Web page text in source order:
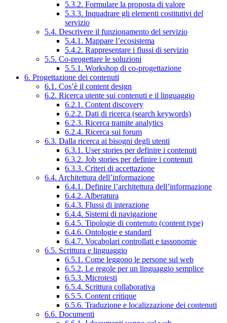
5.3.2. Formulare la proposta di valore
5.3.3. Inquadrare gli elementi costitutivi del
servizio
5.4. Descrivere il funzionamento del servizio
5.4.1. Mappare l’ecosistema
5.4.2. Rappresentare i flussi di servizio
5.5. Co-progettare le soluzioni
5.5.1. Workshop di co-progettazione
6. Progettazione dei contenuti
6.1. Cos’è il content design
6.2. Ricerca utente sui contenuti e il linguaggio
6.2.1. Content discovery
6.2.2. Dati di ricerca (search keywords)
6.2.3. Ricerca tramite analytics
6.2.4. Ricerca sui forum
6.3. Dalla ricerca ai bisogni degli utenti
6.3.1. User stories per definire i contenuti
6.3.2. Job stories per definire i contenuti
6.3.3. Criteri di accettazione
6.4. Architettura dell’informazione
6.4.1. Definire l’architettura dell’informazione
6.4.2. Alberatura
6.4.3. Flussi di interazione
6.4.4. Sistemi di navigazione
6.4.5. Tipologie di contenuto (content type)
6.4.6. Ontologie e standard
6.4.7. Vocabolari controllati e tassonomie
6.5. Scrittura e linguaggio
6.5.1. Come leggono le persone sul web
6.5.2. Le regole per un linguaggio semplice
6.5.3. Microtesti
6.5.4. Scrittura collaborativa
6.5.5. Content critique
6.5.6. Traduzione e localizzazione dei contenuti
6.6. Documenti